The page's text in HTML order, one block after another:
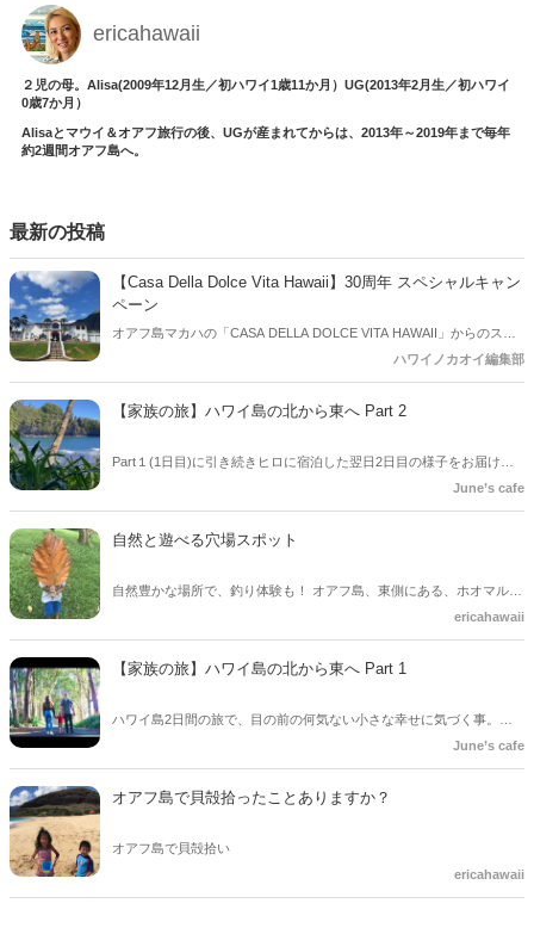
ericahawaii
２児の母。Alisa(2009年12月生／初ハワイ1歳11か月）UG(2013年2月生／初ハワイ
0歳7か月）
Alisaとマウイ＆オアフ旅行の後、UGが産まれてからは、2013年～2019年まで毎年
約2週間オアフ島へ。
最新の投稿
【Casa Della Dolce Vita Hawaii】30周年 スペシャルキャン
ペーン
オアフ島マカハの「CASA DELLA DOLCE VITA HAWAII」からのスペ
シャルオファー！ 昨年年の8月に建設開始から30周年を迎えた記念キ
見です。
ハワイノカオイ編集部
【家族の旅】ハワイ島の北から東へ Part 2
Part１(1日目)に引き続きヒロに宿泊した翌日2日目の様子をお届けし
ます。 自然に囲まれたボタニカルガーデンで理想の自分になる事に思
June’s cafe
自然と遊べる穴場スポット
自然豊かな場所で、釣り体験も！ オアフ島、東側にある、ホオマルヒ
ericahawaii
【家族の旅】ハワイ島の北から東へ Part 1
ハワイ島2日間の旅で、目の前の何気ない小さな幸せに気づく事。
June’s cafe
オアフ島で貝殻拾ったことありますか？
オアフ島で貝殻拾い
ericahawaii